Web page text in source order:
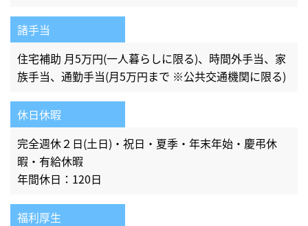
諸手当
住宅補助 月5万円(一人暮らしに限る)、時間外手当、家
族手当、通勤手当(月5万円まで ※公共交通機関に限る)
休日休暇
完全週休２日(土日)・祝日・夏季・年末年始・慶弔休
暇・有給休暇
年間休日：120日
福利厚生